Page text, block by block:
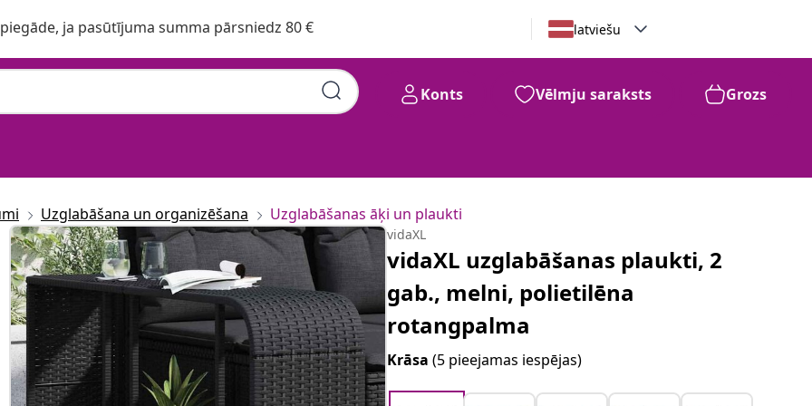
ja pasūtījuma summa pārsniedz 80 € latviešu
Konts Vēlmju saraksts Grozs
Uzglabāšana un organizēšana Uzglabāšanas āķi un plaukti
vidaXL
vidaXL uzglabāšanas plaukti, 2
gab., melni, polietilēna
rotangpalma
Krāsa(5 pieejamas iespējas)